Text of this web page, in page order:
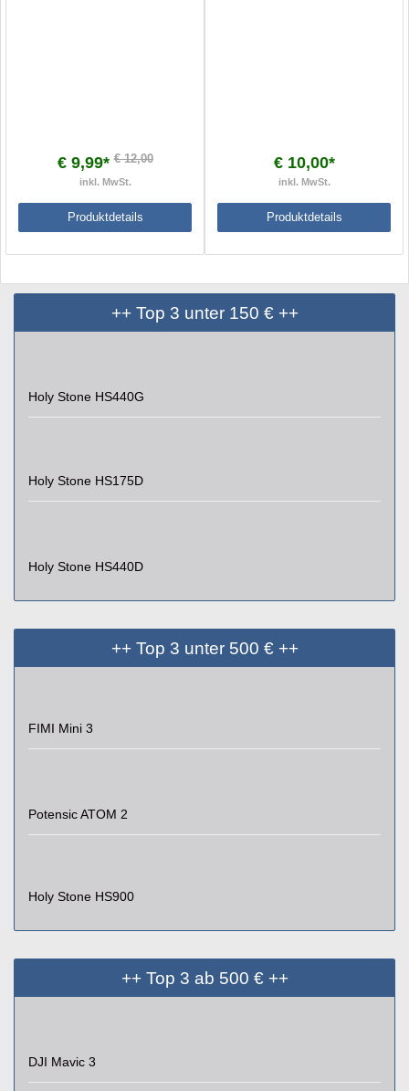
€ 9,99* € 12,00
inkl. MwSt.
Produktdetails
€ 10,00*
inkl. MwSt.
Produktdetails
++ Top 3 unter 150 € ++
Holy Stone HS440G
Holy Stone HS175D
Holy Stone HS440D
++ Top 3 unter 500 € ++
FIMI Mini 3
Potensic ATOM 2
Holy Stone HS900
++ Top 3 ab 500 € ++
DJI Mavic 3